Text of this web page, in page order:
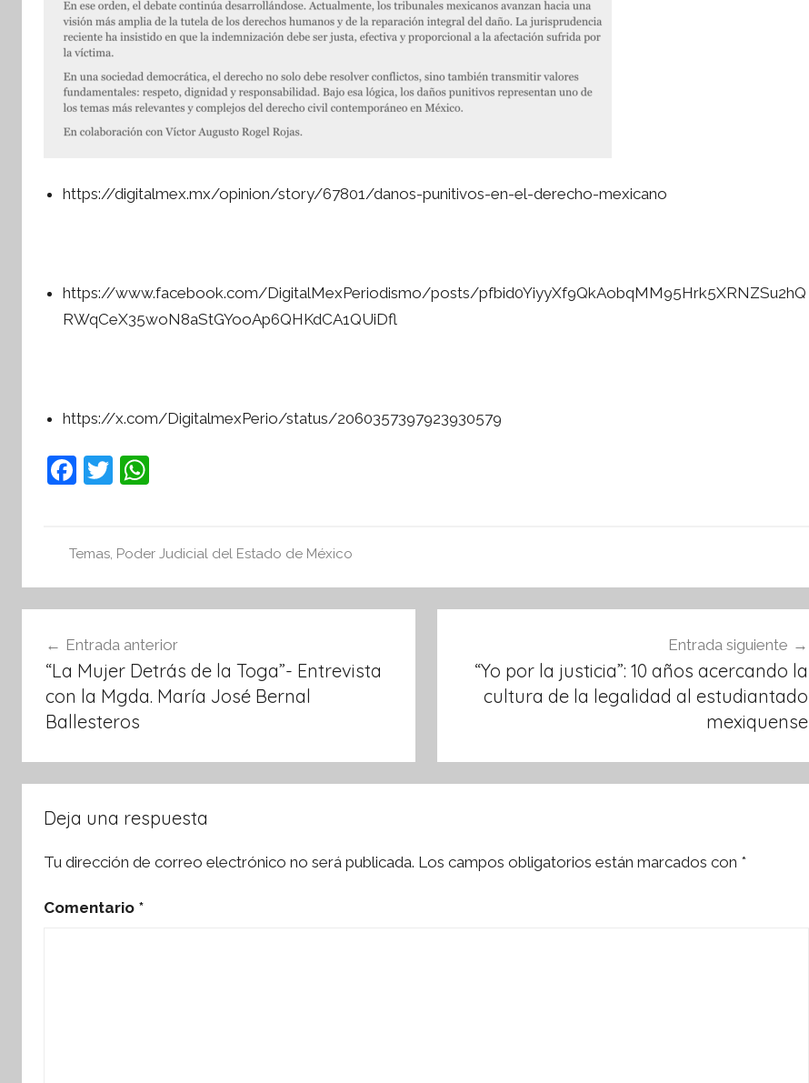
https://digitalmex.mx/opinion/story/67801/danos-punitivos-en-el-derecho-mexicano
https://www.facebook.com/DigitalMexPeriodismo/posts/pfbid0YiyyXf9QkAobqMM95Hrk5XRNZSu2hQ
RWqCeX35woN8aStGYooAp6QHKdCA1QUiDfl
https://x.com/DigitalmexPerio/status/2060357397923930579
F
e
b
o
o
k
T
er s
A
p
p
Temas, Poder Judicial del Estado de México
de
entradas
Entrada anterior
“La Mujer Detrás de la Toga”- Entrevista
con la Mgda. María José Bernal
Ballesteros
Entrada siguiente
“Yo por la justicia”: 10 años acercando la
cultura de la legalidad al estudiantado
mexiquense
Deja una respuesta
Tu dirección de correo electrónico no será publicada. Los campos obligatorios están marcados con *
Comentario *